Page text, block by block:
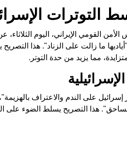
التوترات
القومي الإيراني، اليوم الثلاثاء،
ما زالت على الزناد". هذا التصريح
مما يزيد من حدة التوتر.
إسرائيل على الندم والاعتراف
هذا التصريح يسلط الضوء على